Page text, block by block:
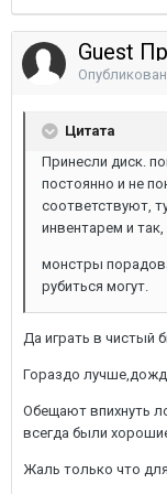
Guest
Цитата
Принесли диск.
постоянно и не
соответствуют,
инвентарем и
монстры
рубиться могут.
Да играть в чистый
Гораздо
Обещают впихнуть
всегда были
Жаль только что